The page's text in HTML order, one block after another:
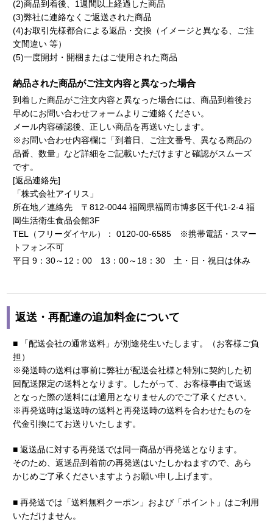
(2)商品到着後、1週間以上経過した商品
(3)弊社に連絡なくご返送された商品
(4)お取引先様都合による返品・交換（イメージと異なる、ご注
文間違い 等）
(5)一度開封・開梱またはご使用された商品
納品された商品がご注文内容と異なった場合
到着した商品がご注文内容と異なった場合には、商品到着後お
早めにお問い合わせフォームよりご連絡ください。
メール内容確認後、正しい商品を再送いたします。
※お問い合わせ内容欄に「到着日、ご注文番号、異なる商品の
品番、数量」など詳細をご記載いただけますと確認がスムーズ
です。
[返品連絡先]
「株式会社アイリス」
所在地／連絡先 〒812-0044 福岡県福岡市博多区千代1-2-4 福
岡生活衛生食品会館3F
TEL（フリーダイヤル）： 0120-00-6585 ※携帯電話・スマー
トフォン不可
平日 9：30～12：00 13：00～18：30 土・日・祝日は休み
返送・再配達の追加料金について
■ 「配送会社の通常送料」が別途発生いたします。（お客様ご負
担）
※発送時の送料は事前に弊社が配送会社様と特別に契約した初
回配送限定の送料となります。したがって、お客様事由で返送
となった際の送料には適用となりませんのでご了承ください。
※再発送時は返送時の送料と再発送時の送料を合わせたものを
代金引換にてお送りいたします。
■ 返送品に対する再発送では同一商品が再発送となります。
そのため、返送品到着前の再発送はいたしかねますので、あら
かじめご了承くださいますようお願い申し上げます。
■ 再発送では「送料無料クーポン」および「ポイント」はご利用
いただけません。